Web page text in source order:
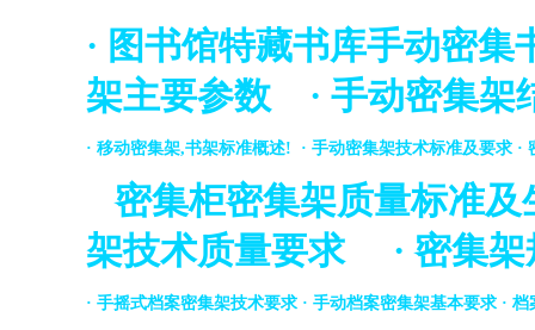
· 图书馆特藏书库手动密集
架主要参数· 手动密集架
· 移动密集架,书架标准概述! · 手动密集架技术标准及要求 ·
密集柜密集架质量标准及
架技术质量要求·密集架
· 手摇式档案密集架技术要求· 手动档案密集架基本要求· 档